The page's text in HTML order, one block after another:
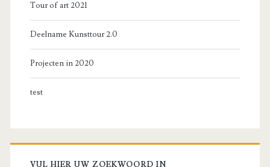
Tour of art 2021
Deelname Kunsttour 2.0
Projecten in 2020
test
VUL HIER UW ZOEKWOORD IN